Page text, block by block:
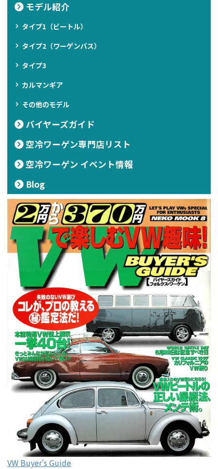
モデル紹介
タイプ1（ビートル）
タイプ2（ワーゲンバス）
タイプ3
カルマンギア
その他のモデル
バイヤーズガイド
空冷ワーゲン専門店リスト
空冷ワーゲン イベント情報
Blog
VW Buyer's Guide